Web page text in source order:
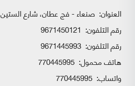
العنوان: صنعاء - فج عطان، شارع الستين
رقم التلفون: 9671450121
رقم التلفون: 9671445993
هاتف محمول: 770445995
واتساب: